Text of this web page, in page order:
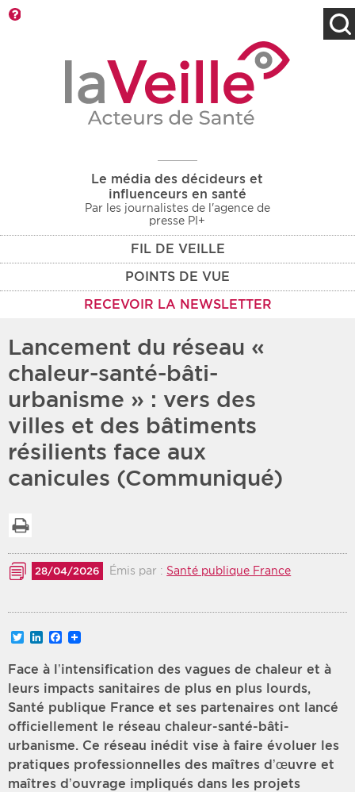
Le média des décideurs et
influenceurs en santé
Par les journalistes de l'agence de
presse PI+
FIL DE VEILLE
POINTS DE VUE
RECEVOIR LA NEWSLETTER
Rendez-vous des 7
prochains jours
Recherche par mots clés
Type d'information
Rendez-vous
Protection sociale
Médico-social
Zone géographique
Période
Choisir une date de débutChoisir une date de finChronologique
Lancement du réseau «
chaleur-santé-bâti-
urbanisme » : vers des
villes et des bâtiments
résilients face aux
canicules (Communiqué)
28/04/2026 Émis par : Santé publique France
TwitterLinkedInFacebook
Face à l’intensification des vagues de chaleur et à
leurs impacts sanitaires de plus en plus lourds,
Santé publique France et ses partenaires ont lancé
officiellement le réseau chaleur-santé-bâti-
urbanisme. Ce réseau inédit vise à faire évoluer les
pratiques professionnelles des maîtres d’œuvre et
maîtres d’ouvrage impliqués dans les projets